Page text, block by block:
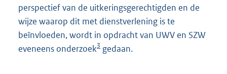
perspectief van de uitkeringsgerechtigden en de
wijze waarop dit met dienstverlening is te
beïnvloeden, wordt in opdracht van UWV en SZW
eveneens onderzoek3 gedaan.